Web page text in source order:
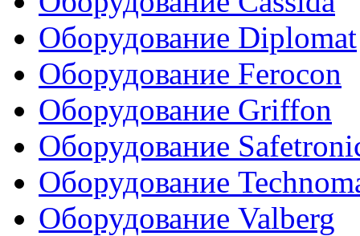
Оборудование Diplomat
Оборудование Ferocon
Оборудование Griffon
Оборудование
Оборудование
Оборудование Valberg